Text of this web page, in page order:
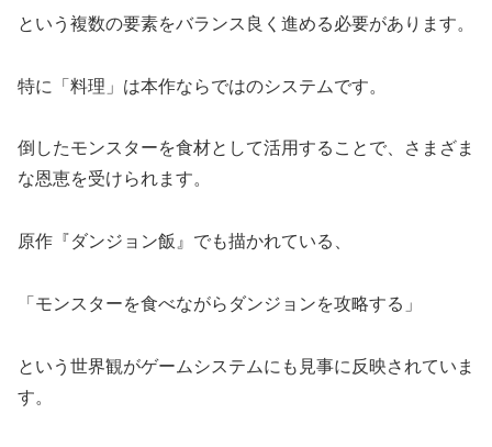
という複数の要素をバランス良く進める必要があります。
特に「料理」は本作ならではのシステムです。
倒したモンスターを食材として活用することで、さまざま
な恩恵を受けられます。
原作『ダンジョン飯』でも描かれている、
「モンスターを食べながらダンジョンを攻略する」
という世界観がゲームシステムにも見事に反映されていま
す。